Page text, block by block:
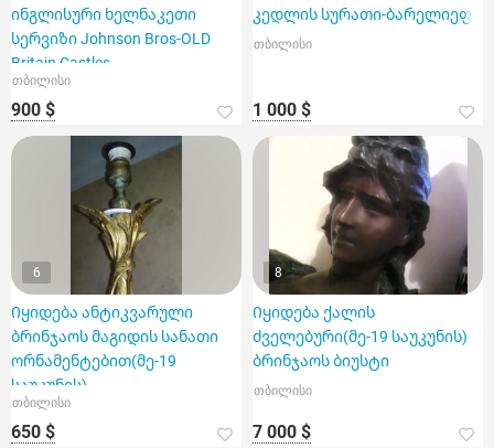
ინგლისური ხელნაკეთი
სერვიზი Johnson Bros-OLD
Britain Castles
თბილისი
900 $
კედლის სურათი-ბარელიეფი
თბილისი
1 000 $
6
Იყიდება ანტიკვარული
ბრინჯაოს მაგიდის სანათი
ორნამენტებით(მე-19
საუკუნის)
თბილისი
650 $
8
Იყიდება ქალის
ძველებური(მე-19 საუკუნის)
ბრინჯაოს ბიუსტი
თბილისი
7 000 $